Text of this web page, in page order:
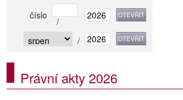
číslo
/
/
Právní akty 2026